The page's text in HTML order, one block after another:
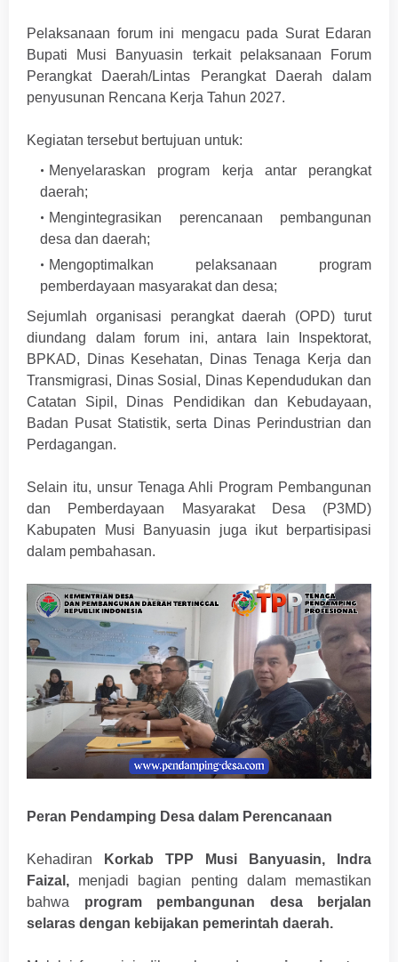
Pelaksanaan forum ini mengacu pada Surat Edaran
Bupati Musi Banyuasin terkait pelaksanaan Forum
Perangkat Daerah/Lintas Perangkat Daerah dalam
penyusunan Rencana Kerja Tahun 2027.
Kegiatan tersebut bertujuan untuk:
Menyelaraskan program kerja antar perangkat
daerah;
Mengintegrasikan perencanaan pembangunan
desa dan daerah;
Mengoptimalkan pelaksanaan program
pemberdayaan masyarakat dan desa;
Sejumlah organisasi perangkat daerah (OPD) turut
diundang dalam forum ini, antara lain Inspektorat,
BPKAD, Dinas Kesehatan, Dinas Tenaga Kerja dan
Transmigrasi, Dinas Sosial, Dinas Kependudukan dan
Catatan Sipil, Dinas Pendidikan dan Kebudayaan,
Badan Pusat Statistik, serta Dinas Perindustrian dan
Perdagangan.
Selain itu, unsur Tenaga Ahli Program Pembangunan
dan Pemberdayaan Masyarakat Desa (P3MD)
Kabupaten Musi Banyuasin juga ikut berpartisipasi
dalam pembahasan.
Peran Pendamping Desa dalam Perencanaan
Kehadiran
Korkab TPP Musi Banyuasin, Indra
Faizal, menjadi bagian penting dalam memastikan
bahwa program pembangunan desa berjalan
selaras dengan kebijakan pemerintah daerah.